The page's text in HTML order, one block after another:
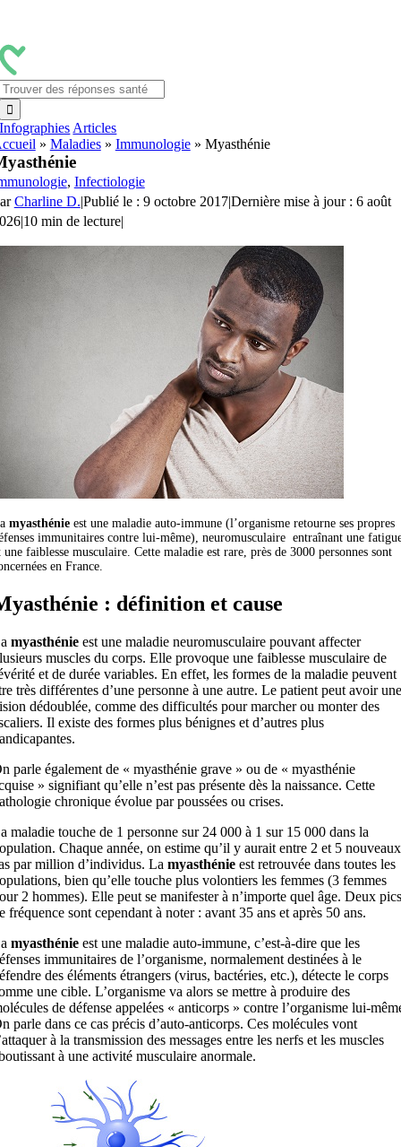
contenu
Infographies Articles
» Maladies» Immunologie» Myasthénie
, Infectiologie
Charline D.|Publié le : 9 octobre 2017|Dernière mise à jour : 6 août
|10 min de lecture|
myasthénieest une maladie auto-immune (l’organisme retourne ses propres
immunitaires contre lui-même), neuromusculaire entraînant une
une faiblesse musculaire. Cette maladie est rare, près de 3000 personnes sont
en France.
: définition et cause
myasthénieest une maladie neuromusculaire pouvant affecter
muscles du corps. Elle provoque une faiblesse musculaire de
et de durée variables. En effet, les formes de la maladie peuvent
très différentes d’une personne à une autre. Le patient peut avoir une
dédoublée, comme des difficultés pour marcher ou monter des
Il existe des formes plus bénignes et d’autres plus
parle également de « myasthénie grave » ou de « myasthénie
» signifiant qu’elle n’est pas présente dès la naissance. Cette
chronique évolue par poussées ou crises.
maladie touche de 1 personne sur 24 000 à 1 sur 15 000 dans la
Chaque année, on estime qu’il y aurait entre 2 et 5 nouveaux
par million d’individus. La myasthénieest retrouvée dans toutes les
bien qu’elle touche plus volontiers les femmes (3 femmes
2 hommes). Elle peut se manifester à n’importe quel âge. Deux pics
fréquence sont cependant à noter : avant 35 ans et après 50 ans.
myasthénieest une maladie auto-immune, c’est-à-dire que les
immunitaires de l’organisme, normalement destinées à le
des éléments étrangers (virus, bactéries, etc.), détecte le corps
une cible. L’organisme va alors se mettre à produire des
de défense appelées « anticorps » contre l’organisme lui-
parle dans ce cas précis d’auto-anticorps. Ces molécules vont
à la transmission des messages entre les nerfs et les muscles
à une activité musculaire anormale.